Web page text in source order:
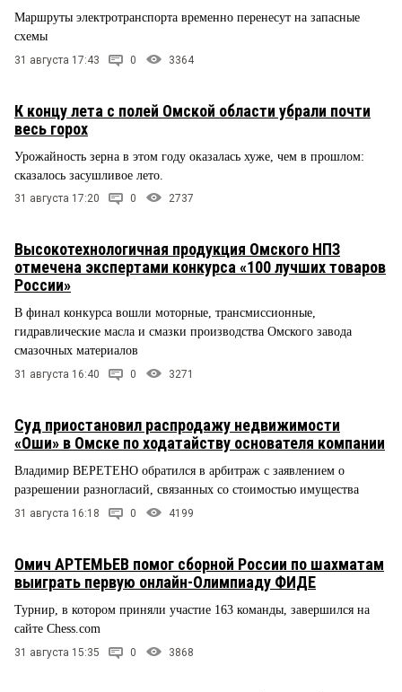
Маршруты электротранспорта временно перенесут на запасные
схемы
31 августа 17:43 0 3364
К концу лета с полей Омской области убрали почти
весь горох
Урожайность зерна в этом году оказалась хуже, чем в прошлом:
сказалось засушливое лето.
31 августа 17:20 0 2737
Высокотехнологичная продукция Омского НПЗ
отмечена экспертами конкурса «100 лучших товаров
России»
В финал конкурса вошли моторные, трансмиссионные,
гидравлические масла и смазки производства Омского завода
смазочных материалов
31 августа 16:40 0 3271
Суд приостановил распродажу недвижимости
«Оши» в Омске по ходатайству основателя компании
Владимир ВЕРЕТЕНО обратился в арбитраж с заявлением о
разрешении разногласий, связанных со стоимостью имущества
31 августа 16:18 0 4199
Омич АРТЕМЬЕВ помог сборной России по шахматам
выиграть первую онлайн-Олимпиаду ФИДЕ
Турнир, в котором приняли участие 163 команды, завершился на
сайте Chess.com
31 августа 15:35 0 3868